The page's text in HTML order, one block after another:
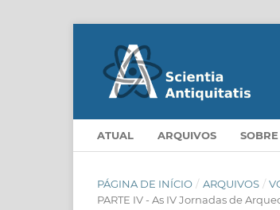
ATUAL ARQUIVOS SOBRE
PÁGINA DE INÍCIO / ARQUIVOS /
PARTE IV - As IV Jornadas de